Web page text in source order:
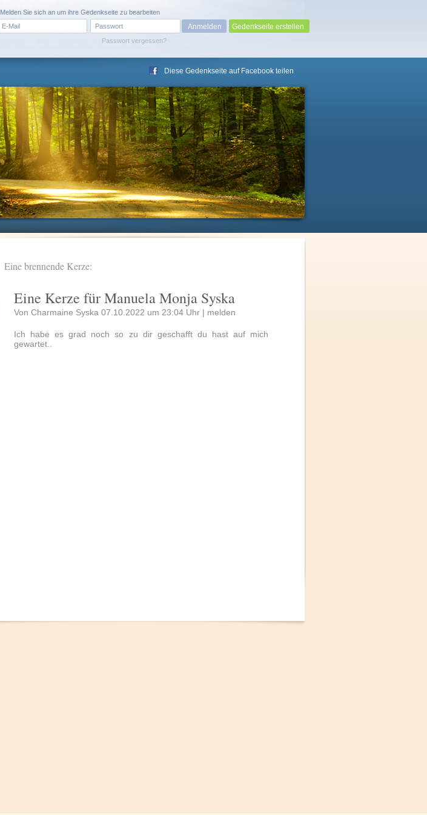
Passwort vergessen?
Melden Sie sich an um ihre Gedenkseite zu bearbeiten
Gedenkseite erstellen
Diese Gedenkseite auf Facebook teilen
Eine brennende Kerze:
Eine Kerze für Manuela Monja Syska
Von Charmaine Syska 07.10.2022 um 23:04 Uhr | melden
Ich habe es grad noch so zu dir geschafft du hast auf mich
gewartet..